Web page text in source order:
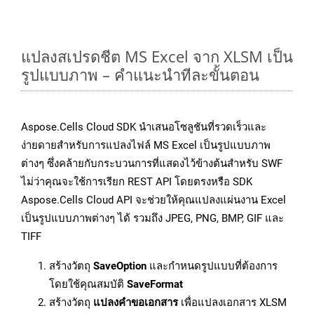
แปลงสเปรดชีต MS Excel จาก XLSM เป็น
รูปแบบภาพ – คำแนะนำทีละขั้นตอน
Aspose.Cells Cloud SDK นำเสนอโซลูชันที่รวดเร็วและ
ง่ายดายสำหรับการแปลงไฟล์ MS Excel เป็นรูปแบบภาพ
ต่างๆ ซึ่งคล้ายกับกระบวนการที่แสดงไว้ข้างต้นสำหรับ SWF
ไม่ว่าคุณจะใช้การเรียก REST API โดยตรงหรือ SDK
Aspose.Cells Cloud API จะช่วยให้คุณแปลงแผ่นงาน Excel
เป็นรูปแบบภาพต่างๆ ได้ รวมถึง JPEG, PNG, BMP, GIF และ
TIFF
สร้างวัตถุ SaveOption และกำหนดรูปแบบที่ต้องการ
โดยใช้คุณสมบัติ SaveFormat
สร้างวัตถุ แปลงคำขอเอกสารเพื่อแปลงเอกสาร XLSM